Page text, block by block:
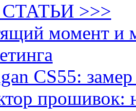
>>>
момент и
CS55:
прошивок: